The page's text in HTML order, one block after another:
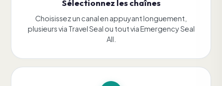
Sélectionnez les chaînes
Choisissez un canal en appuyant longuement,
plusieurs via Travel Seal ou tout via Emergency Seal
All.